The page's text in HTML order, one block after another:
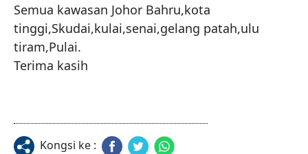
Semua kawasan Johor Bahru,kota
tinggi,Skudai,kulai,senai,gelang patah,ulu
tiram,Pulai.
Terima kasih
Kongsi ke :